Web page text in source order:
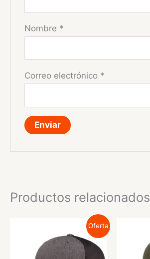
Nombre *
Correo electrónico *
Productos relacionados
Oferta